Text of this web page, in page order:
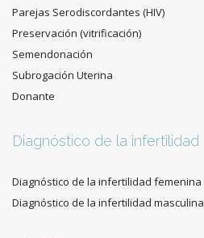
Parejas Serodiscordantes (HIV)
Preservación (vitrificación)
Semendonación
Subrogación Uterina
Donante
Diagnóstico de la infertilidad
Diagnóstico de la infertilidad femenina
Diagnóstico de la infertilidad masculina